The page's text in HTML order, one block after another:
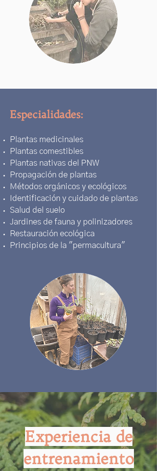
Especialidades:
Plantas medicinales
Plantas comestibles
Plantas nativas del PNW
Propagación de plantas
Métodos orgánicos y ecológicos
Identificación y cuidado de plantas
Salud del suelo
Jardines de fauna y polinizadores
Restauración ecológica
Principios de la "permacultura"
Experiencia de
entrenamiento